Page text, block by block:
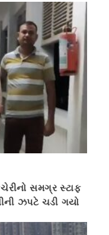
સમગ્ર સ્ટાફ
ઝપટે ચડી ગયો